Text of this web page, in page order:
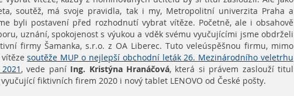
soutěž, má svoje pravidla, tak i my, Metropolitní univerzita Praha a
byli postavení před rozhodnutí vybrat vítěze. Početně, ale i obsahově
uznání, spokojenost s výukou a vděk svému vyučujícími jsme obdrželi
firmy Šamanka, s.r.o. z OA Liberec. Tuto veleúspěšnou firmu, mimo
vítězesoutěže MUP o nejlepší obchodní leták 26. Mezinárodního veletrhu
,vede paní Ing. Kristýna Hranáčová, která si právem zaslouží titul
fiktivních firem 2020 i nový tablet LENOVO od České pošty.